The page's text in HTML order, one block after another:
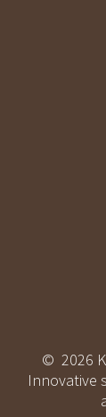
© 2026
Innovative